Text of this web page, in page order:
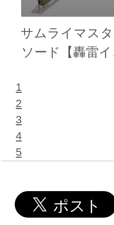
サムライマス
ソード【轟雷イ
1
2
3
4
5